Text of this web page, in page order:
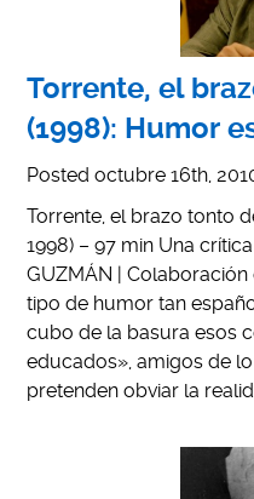
Torrente, el
(1998): Humor
Postedoctubre 16th,
Torrente, el brazo tonto
1998) – 97 min Una
GUZMÁN |
tipo de humor tan
cubo de la basura esos
educados», amigos de
pretenden obviar la